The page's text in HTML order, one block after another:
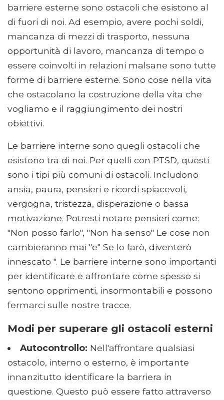
barriere esterne sono ostacoli che esistono al
di fuori di noi. Ad esempio, avere pochi soldi,
mancanza di mezzi di trasporto, nessuna
opportunità di lavoro, mancanza di tempo o
essere coinvolti in relazioni malsane sono tutte
forme di barriere esterne. Sono cose nella vita
che ostacolano la costruzione della vita che
vogliamo e il raggiungimento dei nostri
obiettivi.
Le barriere interne sono quegli ostacoli che
esistono tra di noi. Per quelli con PTSD, questi
sono i tipi più comuni di ostacoli. Includono
ansia, paura, pensieri e ricordi spiacevoli,
vergogna, tristezza, disperazione o bassa
motivazione. Potresti notare pensieri come:
"Non posso farlo", "Non ha senso" Le cose non
cambieranno mai "e" Se lo farò, diventerò
innescato ". Le barriere interne sono importanti
per identificare e affrontare come spesso si
sentono opprimenti, insormontabili e possono
fermarci sulle nostre tracce.
Modi per superare gli ostacoli esterni
Autocontrollo: Nell'affrontare qualsiasi
ostacolo, interno o esterno, è importante
innanzitutto identificare la barriera in
questione. Questo può essere fatto attraverso